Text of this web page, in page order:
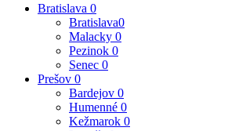
Bratislava 0
Bratislava0
Malacky 0
Pezinok 0
Senec 0
Prešov 0
Bardejov 0
Humenné 0
Kežmarok 0